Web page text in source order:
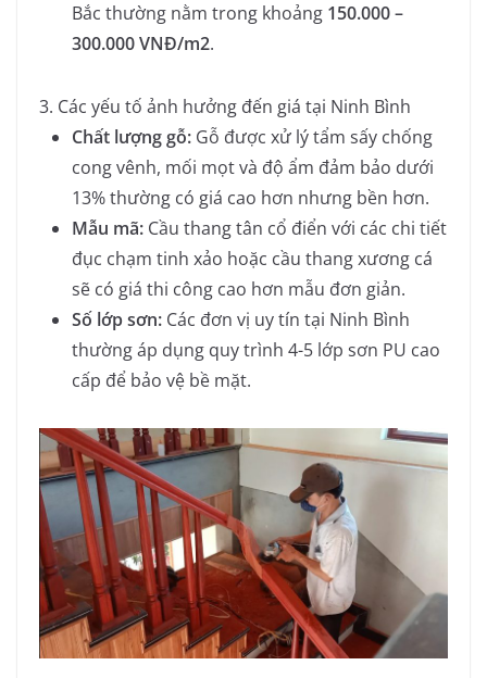
Bắc thường nằm trong khoảng 150.000 –
300.000 VNĐ/m2.
3. Các yếu tố ảnh hưởng đến giá tại Ninh Bình
Chất lượng gỗ: Gỗ được xử lý tẩm sấy chống
cong vênh, mối mọt và độ ẩm đảm bảo dưới
13% thường có giá cao hơn nhưng bền hơn.
Mẫu mã: Cầu thang tân cổ điển với các chi tiết
đục chạm tinh xảo hoặc cầu thang xương cá
sẽ có giá thi công cao hơn mẫu đơn giản.
Số lớp sơn: Các đơn vị uy tín tại Ninh Bình
thường áp dụng quy trình 4-5 lớp sơn PU cao
cấp để bảo vệ bề mặt.